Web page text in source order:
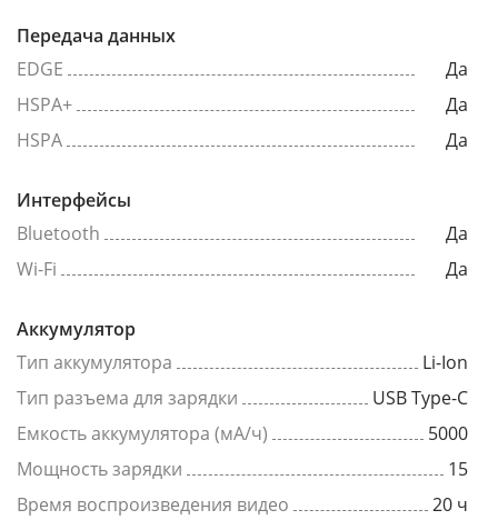
Передача данных
EDGE
Да
HSPA+
Да
HSPA
Да
Интерфейсы
Bluetooth
Да
Wi-Fi
Да
Аккумулятор
Тип аккумулятора
Li-Ion
Тип разъема для зарядки
USB Type-C
Емкость аккумулятора (мА/ч)
5000
Мощность зарядки
15
Время воспроизведения видео
20 ч